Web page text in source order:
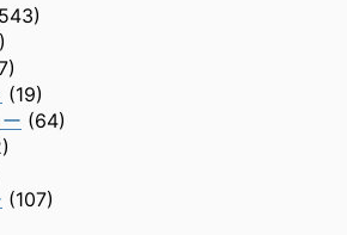
(19)
(64)
(107)